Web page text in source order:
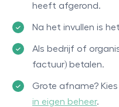
heeft afgerond.
Na het invullen is
Als bedrijf of
factuur) betalen.
Grote afname?
in eigen beheer.